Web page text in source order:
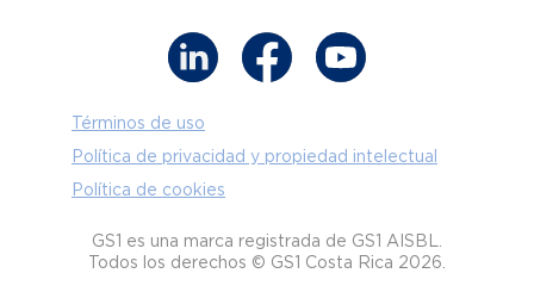
Términos de uso
Política de privacidad y propiedad intelectual
Política de cookies
GS1 es una marca registrada de GS1 AISBL.
Todos los derechos © GS1 Costa Rica 2026.